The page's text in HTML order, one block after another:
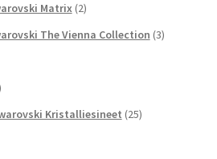
Matrix (2)
The Vienna Collection (3)
Kristalliesineet (25)